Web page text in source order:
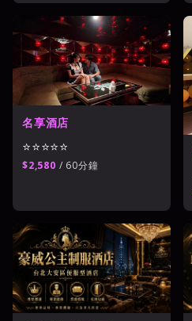
名享酒店
⭐⭐⭐⭐⭐
$2,580 / 60分鐘